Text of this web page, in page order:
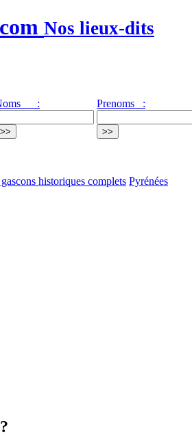
Nos lieux-dits
: Prenoms :
historiques complets Pyrénées